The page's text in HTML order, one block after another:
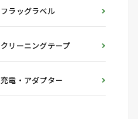
フラッグラベル
クリーニングテープ
充電・アダプター